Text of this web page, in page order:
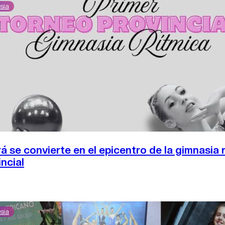
se convierte en el epicentro de la gimnasia